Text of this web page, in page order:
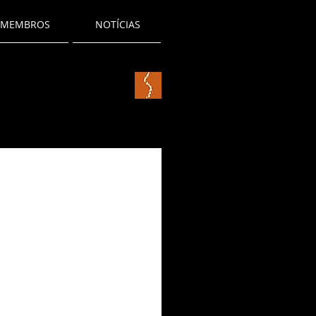
MEMBROS NOTÍCIAS